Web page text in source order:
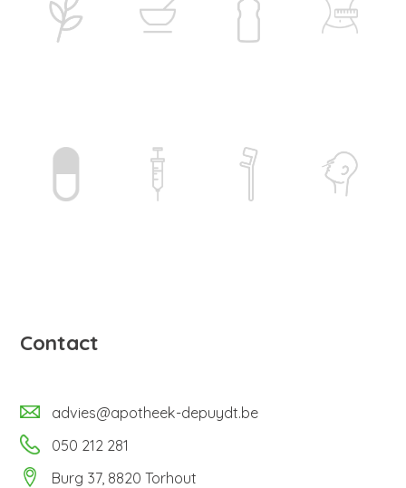
Contact
advies@apotheek-depuydt.be
050 212 281
Burg 37, 8820 Torhout